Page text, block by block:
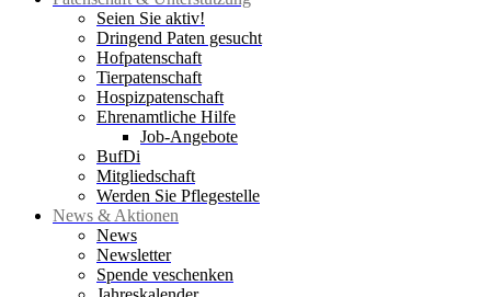
Seien Sie aktiv!
Dringend Paten gesucht
Hofpatenschaft
Tierpatenschaft
Hospizpatenschaft
Ehrenamtliche Hilfe
Job-Angebote
BufDi
Mitgliedschaft
Werden Sie Pflegestelle
News & Aktionen
News
Newsletter
Spende veschenken